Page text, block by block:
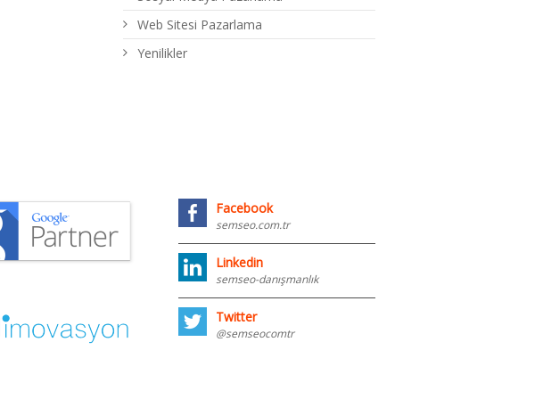
Web Sitesi Pazarlama
Yenilikler
Facebook
semseo.com.tr
Linkedin
semseo-danışmanlık
Twitter
@semseocomtr